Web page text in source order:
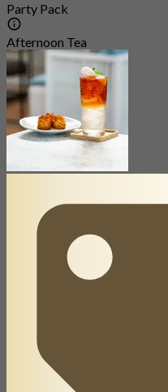
Party Pack
Afternoon Tea